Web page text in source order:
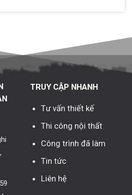
TRUY CẬP NHANH
Tư vấn thiết kế
Thi công nội thất
Công trình đã làm
Tin tức
Liên hệ